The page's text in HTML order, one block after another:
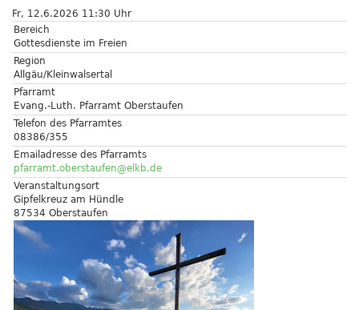
Fr, 12.6.2026 11:30 Uhr
Bereich
Gottesdienste im Freien
Region
Allgäu/Kleinwalsertal
Pfarramt
Evang.-Luth. Pfarramt Oberstaufen
Telefon des Pfarramtes
08386/355
Emailadresse des Pfarramts
pfarramt.oberstaufen@elkb.de
Veranstaltungsort
Gipfelkreuz am Hündle
87534 Oberstaufen